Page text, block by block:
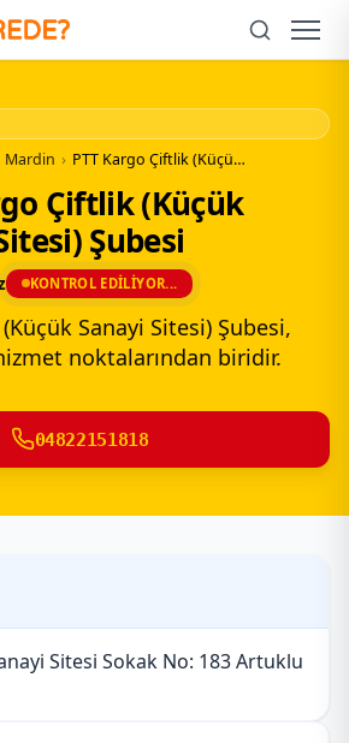
Mardin › PTT Kargo Çiftlik (Küçük Sanayi Sitesi) Şubesi
Çiftlik (Küçük
Şubesi
KONTROL EDILIYOR...
Sanayi Sitesi) Şubesi,
noktalarından biridir.
04822151818
Sitesi Sokak No: 183 Artuklu